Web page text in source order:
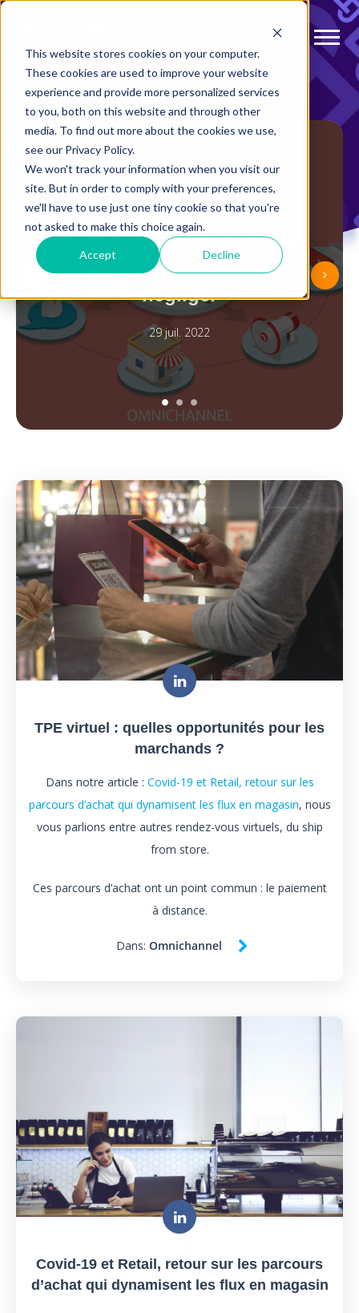
This website stores cookies on your computer.
These cookies are used to improve your website
experience and provide more personalized services
to you, both on this website and through other
media. To find out more about the cookies we use,
see our Privacy Policy.
We won't track your information when you visit our
site. But in order to comply with your preferences,
we'll have to use just one tiny cookie so that you're
not asked to make this choice again.
Accept Decline
OMNICHANNEL
Stratégie omnicanale : 3 cas
d’usage à ne surtout pas
négliger
29 juil. 2022
TPE virtuel : quelles opportunités pour les
marchands ?
Dans notre article : Covid-19 et Retail, retour sur les
parcours d’achat qui dynamisent les flux en magasin, nous
vous parlions entre autres rendez-vous virtuels, du ship
from store.
Ces parcours d’achat ont un point commun : le paiement
à distance.
Dans: Omnichannel
Covid-19 et Retail, retour sur les parcours
d’achat qui dynamisent les flux en magasin